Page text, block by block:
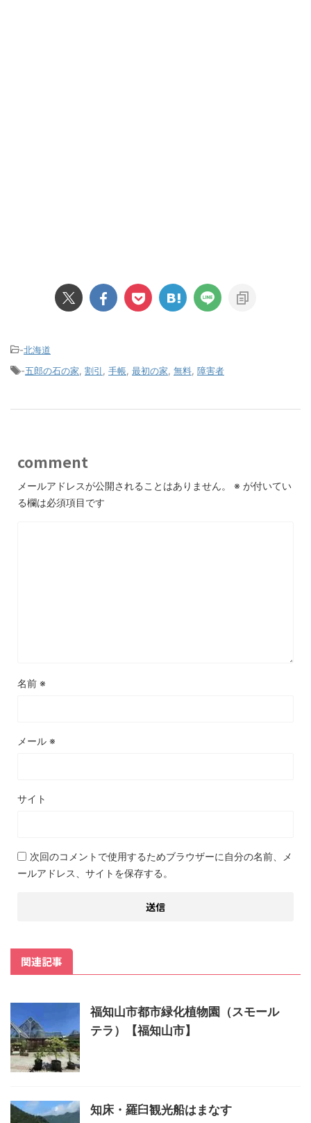
-北海道
-五郎の石の家 割引 手帳 最初の家 無料 障害者
comment
メールアドレスが公開されることはありません。 ※ が付いてい
る欄は必須項目です
名前 ※
メール ※
サイト
次回のコメントで使用するためブラウザーに自分の名前、メ
ールアドレス、サイトを保存する。
関連記事
福知山市都市緑化植物園（スモール
テラ）【福知山市】
知床・羅臼観光船はまなす